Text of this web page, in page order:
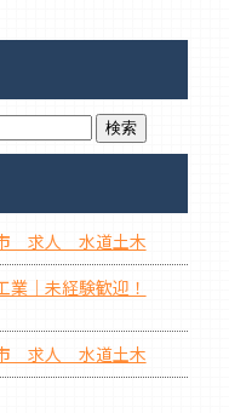
求人 水道土木
｜未経験歓迎！
求人 水道土木